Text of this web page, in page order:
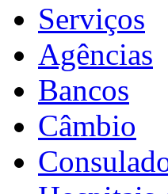
Serviços
Agências
Bancos
Câmbio